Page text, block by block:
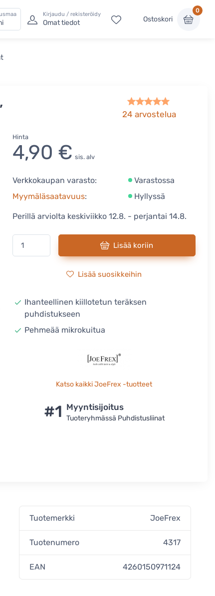
Kirjaudu / rekisteröidy
Omat tiedot Ostoskori
0
24arvostelua
Hinta
4,90 € sis. alv
Verkkokaupan varasto:
Varastossa
Myymäläsaatavuus: Hyllyssä
Perillä arviolta keskiviikko 12.8. - perjantai 14.8.
Lisää koriin
Lisää suosikkeihin
Ihanteellinen kiillotetun teräksen
puhdistukseen
Pehmeää mikrokuitua
Katso kaikki JoeFrex -tuotteet
#1 Myyntisijoitus
Tuoteryhmässä Puhdistusliinat
Tuotemerkki JoeFrex
Tuotenumero 4317
EAN 4260150971124